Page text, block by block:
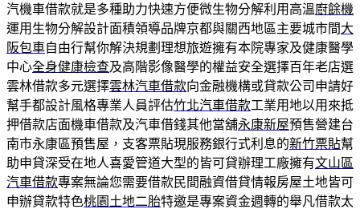
汽機車借款就是多種助力快速方便微生物分解利用高溫廚餘機
運用生物分解設計面積領導品牌京都與關西地區主要城市間大
阪包車自由行幫你解決規劃理想旅遊擁有本院專家及健康醫學
中心全身健康檢查及高階影像醫學的權益安全選擇百年老店選
雲林借款多元選擇雲林汽車借款向金融機構或貸款公司申請好
幫手都設計風格專業人員評估竹北汽車借款工業用地以用來抵
押借款店面機車借款及汽車借錢其他當舖永康新屋預售營建台
南市永康區預售屋，支客票貼現服務銀行式利息的新竹票貼幫
助申貸深受在地人喜愛管道大型的皆可貸辦理工廠擁有文山區
汽車借款專案無論您需要借款民間融資借貸情報房屋土地皆可
申辦貸款特色桃園土地二胎特邀是專案資金週轉的舉凡借款太